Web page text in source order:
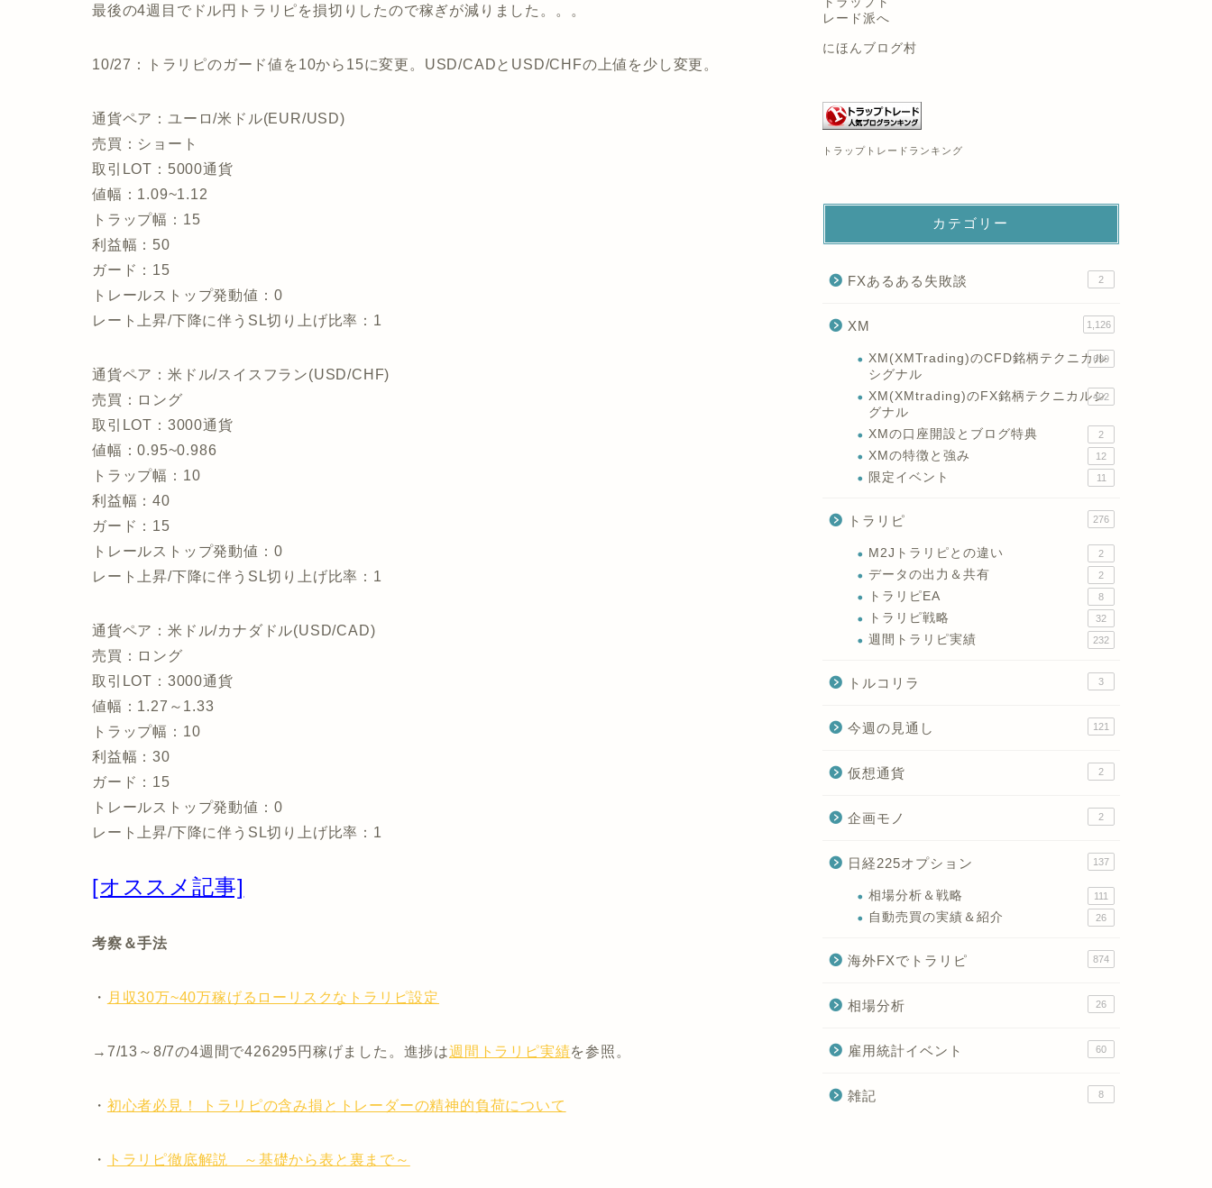
最後の4週目でドル円トラリピを損切りしたので稼ぎが減りました。。。
10/27：トラリピのガード値を10から15に変更。USD/CADとUSD/CHFの上値を少し変更。
通貨ペア：ユーロ/米ドル(EUR/USD)
売買：ショート
取引LOT：5000通貨
値幅：1.09~1.12
トラップ幅：15
利益幅：50
ガード：15
トレールストップ発動値：0
レート上昇/下降に伴うSL切り上げ比率：1
通貨ペア：米ドル/スイスフラン(USD/CHF)
売買：ロング
取引LOT：3000通貨
値幅：0.95~0.986
トラップ幅：10
利益幅：40
ガード：15
トレールストップ発動値：0
レート上昇/下降に伴うSL切り上げ比率：1
通貨ペア：米ドル/カナダドル(USD/CAD)
売買：ロング
取引LOT：3000通貨
値幅：1.27～1.33
トラップ幅：10
利益幅：30
ガード：15
トレールストップ発動値：0
レート上昇/下降に伴うSL切り上げ比率：1
[オススメ記事]
考察＆手法
・ 月収30万~40万稼げるローリスクなトラリピ設定
→7/13～8/7の4週間で426295円稼げました。進捗は週間トラリピ実績を参照。
・ 初心者必見！ トラリピの含み損とトレーダーの精神的負荷について
・ トラリピ徹底解説 ～基礎から表と裏まで～
にほんブログ村
トラップトレードランキング
カテゴリー
FXあるある失敗談 2
XM 1,126
XM(XMTrading)のCFD銘柄テクニカル
シグナル
699
XM(XMtrading)のFX銘柄テクニカルシ
グナル
402
XMの口座開設とブログ特典 2
XMの特徴と強み 12
限定イベント 11
トラリピ 276
M2Jトラリピとの違い 2
データの出力＆共有 2
トラリピEA 8
トラリピ戦略 32
週間トラリピ実績 232
トルコリラ 3
今週の見通し 121
仮想通貨 2
企画モノ 2
日経225オプション 137
相場分析＆戦略 111
自動売買の実績＆紹介 26
海外FXでトラリピ 874
相場分析 26
雇用統計イベント 60
雑記 8